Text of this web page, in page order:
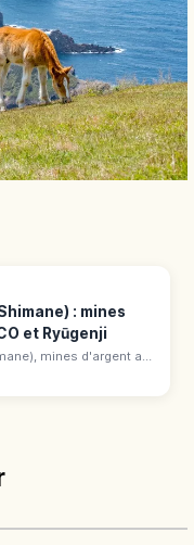
: mines
et Ryūgenji
mines d'argent au
Galerie Ryugenji (500